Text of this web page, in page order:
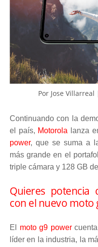
Por Jose Villarreal
Continuando con la
el país, Motorola lanza
power, que se suma a
más grande en el
triple cámara y 128 GB
Quieres potencia
con el nuevo moto
El moto g9 powercuenta
líder en la industria, la